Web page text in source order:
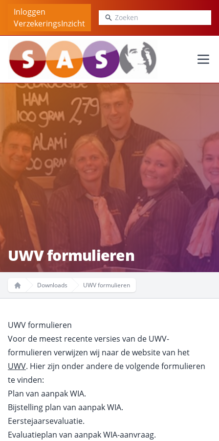
Inloggen
VerzekeringsInzicht
Zoeken
UWV formulieren
Home
Downloads UWV formulieren
UWV formulieren
Voor de meest recente versies van de UWV-
formulieren verwijzen wij naar de website van het
UWV. Hier zijn onder andere de volgende formulieren
te vinden:
Plan van aanpak WIA.
Bijstelling plan van aanpak WIA.
Eerstejaarsevaluatie.
Evaluatieplan van aanpak WIA-aanvraag.